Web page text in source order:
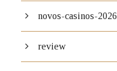
novos-casinos-2026
review